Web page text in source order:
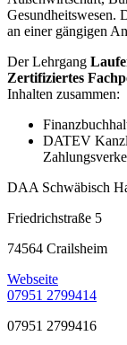
Gesundheitswesen.
an einer gängigen
Der Lehrgang
Zertifiziertes
Inhalten zusammen:
DATEV
DAA Schwäbisch
Friedrichstraße 5
74564 Crailsheim
Webseite
07951 2799414
07951 2799416